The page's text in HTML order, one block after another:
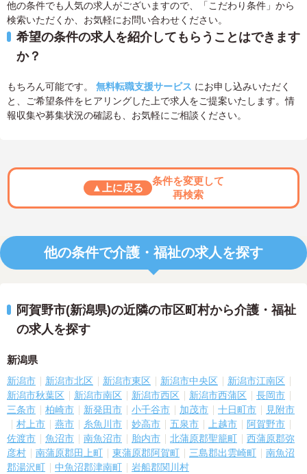
他の条件でも人気の求人がございますので、「こだわり条件」から
検索いただくか、お気軽にお問い合わせください。
希望の条件の求人を紹介してもらうことはできます
か？
もちろん可能です。 無料転職支援サービス にお申し込みいただく
と、ご希望条件をヒアリングした上で求人をご提案いたします。情
報収集や募集状況の確認も、お気軽にご相談ください。
▲上に戻る
条件を変更して
再検索
他の条件で介護・福祉の求人を探す
阿賀野市(新潟県)の近隣の市区町村から介護・福祉
の求人を探す
新潟県
新潟市 新潟市北区 新潟市東区 新潟市中央区
新潟市江南区
新潟市秋葉区
新潟市南区 新潟市西区 新潟市西蒲区
長岡市
三条市
柏崎市 新発田市 小千谷市 加茂市 十日町市
見附市
村上市
燕市 糸魚川市 妙高市 五泉市 上越市
阿賀野市
佐渡市
魚沼市 南魚沼市 胎内市 北蒲原郡聖籠町
西蒲原郡弥
彦村
南蒲原郡田上町 東蒲原郡阿賀町 三島郡出雲崎町
南魚沼
郡湯沢町
中魚沼郡津南町 岩船郡関川村